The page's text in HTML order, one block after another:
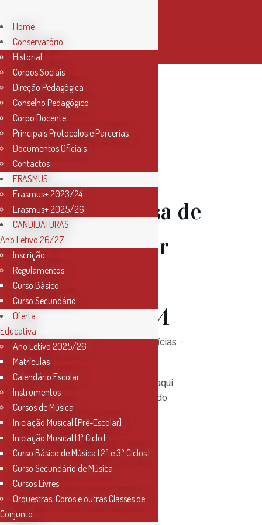
Author:
12 JulBolsa de
Estudo por
Mérito
2023/2024
Posted at 17:33hinNotícias
Consulte o regulamento aqui:
Regulamento Bolsa Estudo
2023_2024.pdf...
Read More
Home
Conservatório
Historial
Corpos Sociais
Direção Pedagógica
Conselho Pedagógico
Corpo Docente
Principais Protocolos e Parcerias
Documentos Oficiais
Contactos
ERASMUS+
Erasmus+ 2023/24
Erasmus+ 2025/26
CANDIDATURAS
Ano Letivo 26/27
Inscrição
Regulamentos
Curso Básico
Curso Secundário
Oferta
Educativa
Ano Letivo 2025/26
Matrículas
Calendário Escolar
Instrumentos
Cursos de Música
Iniciação Musical [Pré-Escolar]
Iniciação Musical [1º Ciclo]
Curso Básico de Música [2º e 3º Ciclos]
Curso Secundário de Música
Cursos Livres
Orquestras, Coros e outras Classes de
Conjunto